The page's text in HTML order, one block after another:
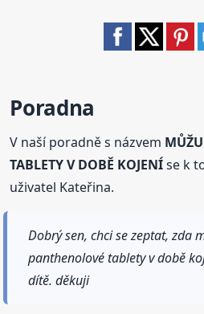
Poradna
V naší poradně s názvem
TABLETY V DOBĚ KOJENÍse k
uživatel Kateřina.
Dobrý sen, chci se zeptat, zda
panthenolové tablety v době
dítě. děkuji